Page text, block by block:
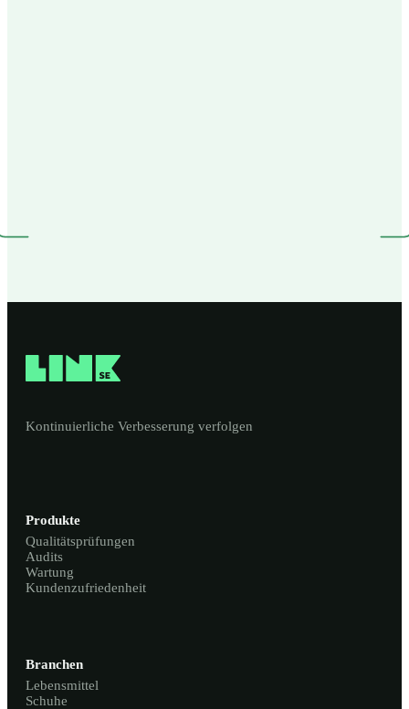
Kontinuierliche Verbesserung verfolgen
Produkte
Qualitätsprüfungen
Audits
Wartung
Kundenzufriedenheit
Branchen
Lebensmittel
Schuhe